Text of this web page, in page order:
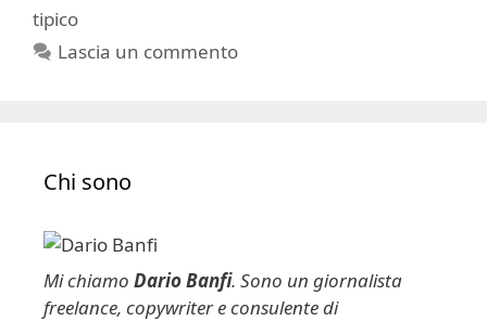
tipico
Lascia un commento
Chi sono
Mi chiamo Dario Banfi. Sono un giornalista
freelance, copywriter e consulente di